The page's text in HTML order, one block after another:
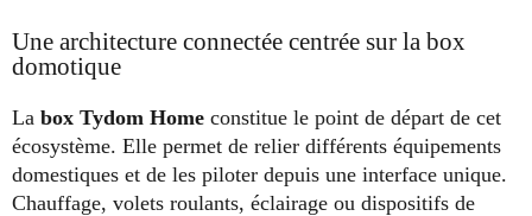
Une architecture connectée centrée sur la box
domotique
La box Tydom Home constitue le point de départ de cet
écosystème. Elle permet de relier différents équipements
domestiques et de les piloter depuis une interface unique.
Chauffage, volets roulants, éclairage ou dispositifs de